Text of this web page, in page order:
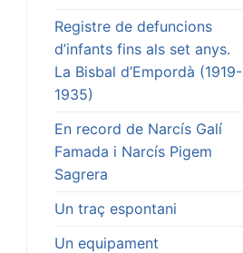
Registre de defuncions
d’infants fins als set anys.
La Bisbal d’Empordà (1919-
1935)
En record de Narcís Galí
Famada i Narcís Pigem
Sagrera
Un traç espontani
Un equipament